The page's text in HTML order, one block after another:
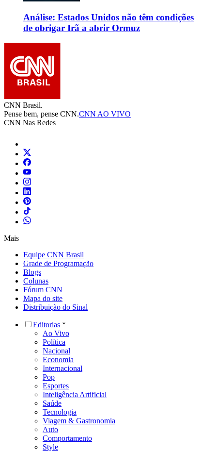
Análise: Estados Unidos não têm condições
de obrigar Irã a abrir Ormuz
CNN Brasil.
Pense bem, pense CNN.CNN AO VIVO
CNN Nas Redes
Mais
Equipe CNN Brasil
Grade de Programação
Blogs
Colunas
Fórum CNN
Mapa do site
Distribuição do Sinal
Editorias
Ao Vivo
Política
Nacional
Economia
Internacional
Pop
Esportes
Inteligência Artificial
Saúde
Tecnologia
Viagem & Gastronomia
Auto
Comportamento
Style